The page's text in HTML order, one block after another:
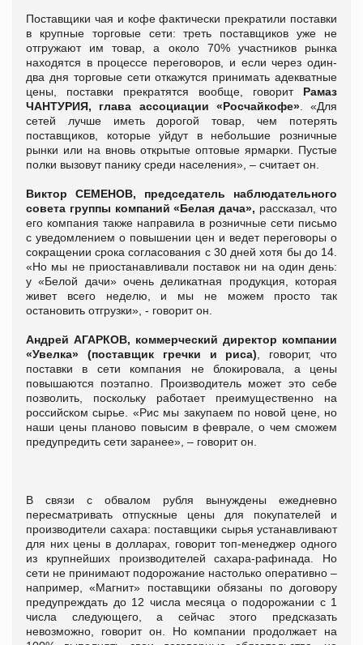
Поставщики чая и кофе фактически прекратили поставки
в крупные торговые сети: треть поставщиков уже не
отгружают им товар, а около 70% участников рынка
находятся в процессе переговоров, и если через один-
два дня торговые сети откажутся принимать адекватные
цены, поставки прекратятся вообще, говорит Рамаз
ЧАНТУРИЯ, глава ассоциации «Росчайкофе». «Для
сетей лучше иметь дорогой товар, чем потерять
поставщиков, которые уйдут в небольшие розничные
рынки или на вновь открытые оптовые ярмарки. Пустые
полки вызовут панику среди населения», – считает он.
Виктор СЕМЕНОВ, председатель наблюдательного
совета группы компаний «Белая дача», рассказал, что
его компания также направила в розничные сети письмо
с уведомлением о повышении цен и ведет переговоры о
сокращении срока согласования с 30 дней хотя бы до 14.
«Но мы не приостанавливали поставок ни на один день:
у «Белой дачи» очень деликатная продукция, которая
живет всего неделю, и мы не можем просто так
остановить отгрузки», - говорит он.
Андрей АГАРКОВ, коммерческий директор компании
«Увелка» (поставщик гречки и риса) , говорит, что
поставки в сети компания не блокировала, а цены
повышаются поэтапно. Производитель может это себе
позволить, поскольку работает преимущественно на
российском сырье. «Рис мы закупаем по новой цене, но
наши цены планово повысим в феврале, о чем сможем
предупредить сети заранее», – говорит он.
В связи с обвалом рубля вынуждены ежедневно
пересматривать отпускные цены для покупателей и
производители сахара: поставщики сырья устанавливают
для них цены в долларах, говорит топ-менеджер одного
из крупнейших производителей сахара-рафинада. Но
сети не принимают подорожание настолько оперативно –
например, «Магнит» поставщики обязаны по договору
предупреждать до 12 числа месяца о подорожании с 1
числа следующего, а сейчас этого предсказать
невозможно, говорит он. Но компании продолжает на